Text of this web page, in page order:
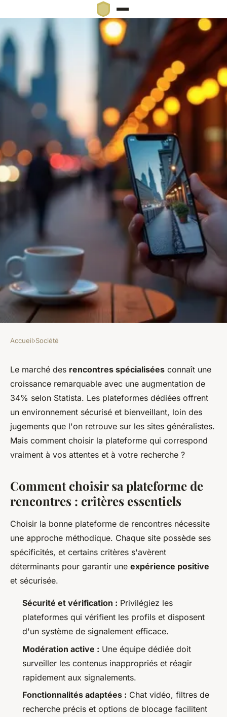
Les 8 meilleurs sites pour des
rencontres trav réussies
Soan•12 janvier 2026•7 min de lecture
Accueil›Société
Le marché des rencontres spécialisées connaît une
croissance remarquable avec une augmentation de
34% selon Statista. Les plateformes dédiées offrent
un environnement sécurisé et bienveillant, loin des
jugements que l'on retrouve sur les sites généralistes.
Mais comment choisir la plateforme qui correspond
vraiment à vos attentes et à votre recherche ?
Comment choisir sa plateforme de
rencontres : critères essentiels
Choisir la bonne plateforme de rencontres nécessite
une approche méthodique. Chaque site possède ses
spécificités, et certains critères s'avèrent
déterminants pour garantir une expérience positive
et sécurisée.
Sécurité et vérification : Privilégiez les
plateformes qui vérifient les profils et disposent
d'un système de signalement efficace.
Modération active : Une équipe dédiée doit
surveiller les contenus inappropriés et réagir
rapidement aux signalements.
Fonctionnalités adaptées : Chat vidéo, filtres de
recherche précis et options de blocage facilitent